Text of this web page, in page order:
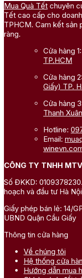
Mua Quà Tết chuyên
Tết cao cấp cho
TPHCM. Cam kết sản
ràng.
Cửa hàng 1:
TP.HCM
Cửa hàng 2:
Giấy) TP.
Cửa hàng
Thanh
Hotline:
Email:
CÔNG TY TNHH
Số ĐKKD:
hoạch và đầu tư Hà
Giấy phép bán lẻ: 14/
UBND Quận Cầu Giấy
Thông tin cửa hàng
Về chúng tôi
Hệ thống cửa
Hướng dẫn mua